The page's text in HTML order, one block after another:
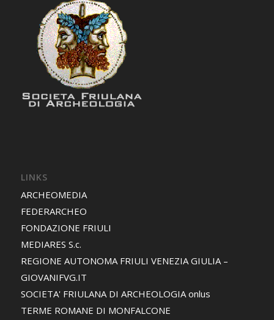
LINKS
ARCHEOMEDIA
FEDERARCHEO
FONDAZIONE FRIULI
MEDIARES S.c.
REGIONE AUTONOMA FRIULI VENEZIA GIULIA –
GIOVANIFVG.IT
SOCIETA' FRIULANA DI ARCHEOLOGIA onlus
TERME ROMANE DI MONFALCONE